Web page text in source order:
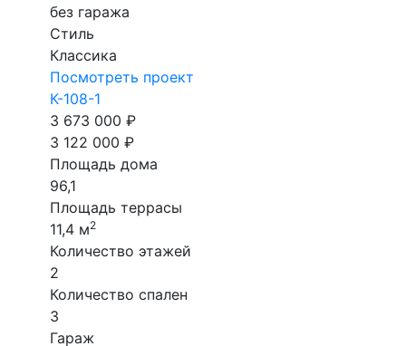
без гаража
Стиль
Классика
Посмотреть проект
К-108-1
3 673 000 ₽
3 122 000 ₽
Площадь дома
96,1
Площадь террасы
11,4 м2
Количество этажей
2
Количество спален
3
Гараж